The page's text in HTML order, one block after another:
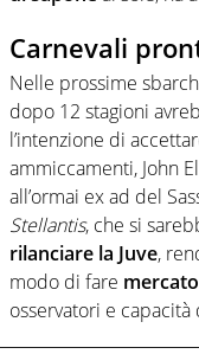
Carnevali
Nelle prossime
dopo 12 stagioni
l’intenzione di
ammiccamenti, John
all’ormai ex ad del
Stellantis, che si
rilanciare la Juve,
modo di fare
osservatori e capacità